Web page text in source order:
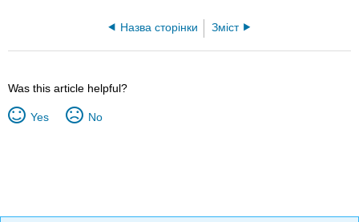
Назва сторінки Зміст
Was this article helpful?
Yes No